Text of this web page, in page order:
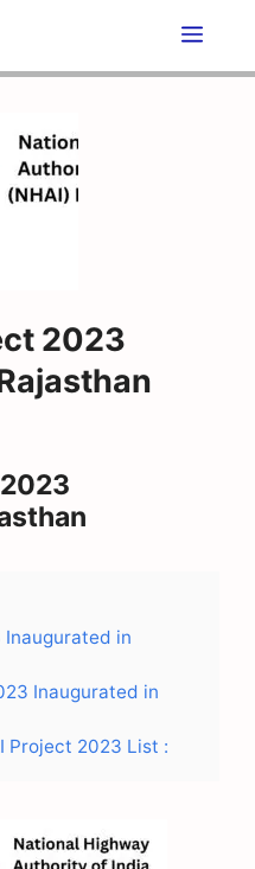
2023
Inaugurated in
Inaugurated in
Project 2023 List :